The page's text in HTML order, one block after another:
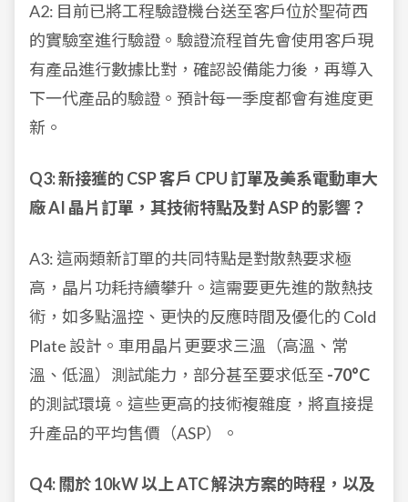
A2: 目前已將工程驗證機台送至客戶位於聖荷西
的實驗室進行驗證。驗證流程首先會使用客戶現
有產品進行數據比對，確認設備能力後，再導入
下一代產品的驗證。預計每一季度都會有進度更
新。
Q3: 新接獲的 CSP 客戶 CPU 訂單及美系電動車大
廠 AI 晶片訂單，其技術特點及對 ASP 的影響？
A3: 這兩類新訂單的共同特點是對散熱要求極
高，晶片功耗持續攀升。這需要更先進的散熱技
術，如多點溫控、更快的反應時間及優化的 Cold
Plate 設計。車用晶片更要求三溫（高溫、常
溫、低溫）測試能力，部分甚至要求低至 -70°C
的測試環境。這些更高的技術複雜度，將直接提
升產品的平均售價（ASP）。
Q4: 關於 10kW 以上 ATC 解決方案的時程，以及